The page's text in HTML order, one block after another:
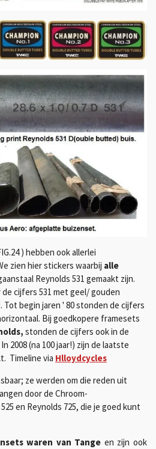
) hebben ook allerlei
zien hier stickers waarbij alle
Reynolds 531 gemaakt zijn.
cijfers 531 met geel/ gouden
begin jaren ' 80 stonden de cijfers
Bij goedkopere framesets
stonden de cijfers ook in de
2008 (na 100 jaar!) zijn de laatste
Timeline via Hlloydcycles
ze werden om die reden uit
door de Chroom-
en Reynolds 725, die je goed kunt
waren van Tange en zijn ook